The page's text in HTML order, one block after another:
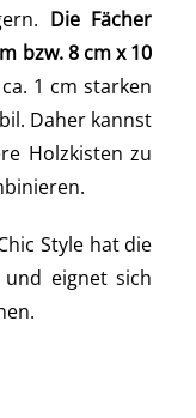
Die Fächer
bzw. 8 cm x 10
1 cm starken
Daher kannst
Holzkisten zu
Style hat die
eignet sich